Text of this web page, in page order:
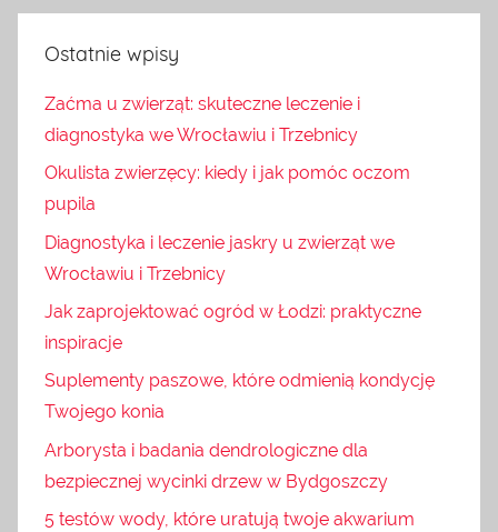
Ostatnie wpisy
Zaćma u zwierząt: skuteczne leczenie i
diagnostyka we Wrocławiu i Trzebnicy
Okulista zwierzęcy: kiedy i jak pomóc oczom
pupila
Diagnostyka i leczenie jaskry u zwierząt we
Wrocławiu i Trzebnicy
Jak zaprojektować ogród w Łodzi: praktyczne
inspiracje
Suplementy paszowe, które odmienią kondycję
Twojego konia
Arborysta i badania dendrologiczne dla
bezpiecznej wycinki drzew w Bydgoszczy
5 testów wody, które uratują twoje akwarium